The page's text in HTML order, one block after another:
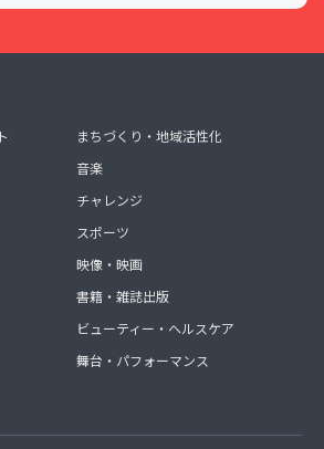
まちづくり・地域活性化
音楽
チャレンジ
スポーツ
映像・映画
書籍・雑誌出版
ビューティー・ヘルスケア
舞台・パフォーマンス